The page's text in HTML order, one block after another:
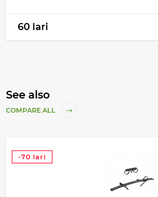
60 lari
See also
COMPARE ALL
-70 lari